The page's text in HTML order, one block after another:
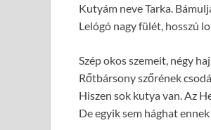
Kutyám neve Tarka.
Lelógó nagy fülét, hosszú
Szép okos szemeit, négy
Rőtbársony szőrének
Hiszen sok kutya van. Az
De egyik sem hághat